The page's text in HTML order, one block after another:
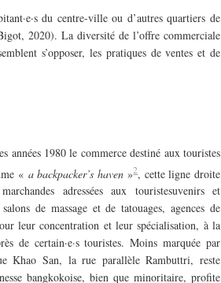
du centre-ville ou d’autres quartiers de
2020). La diversité de l’offre commerciale
s’opposer, les pratiques de ventes et de
années 1980 le commerce destiné aux touristes
« a backpacker’s haven»2, cette ligne droite
adressées aux touristesuvenirs et
de massage et de tatouages, agences de
leur concentration et leur spécialisation, à la
de certain·e·s touristes. Moins marquée par
Khao San, la rue parallèle Rambuttri, reste
bangkokoise, bien que minoritaire, profite